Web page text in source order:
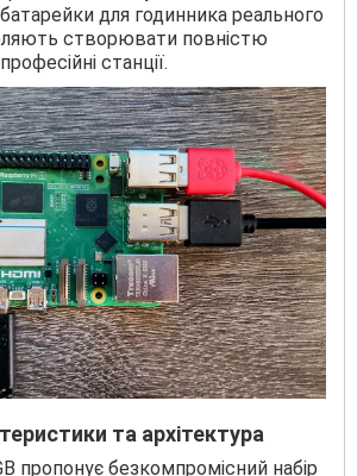
для годинника реального
створювати повністю
станції.
та архітектура
пропонує безкомпромісний набір